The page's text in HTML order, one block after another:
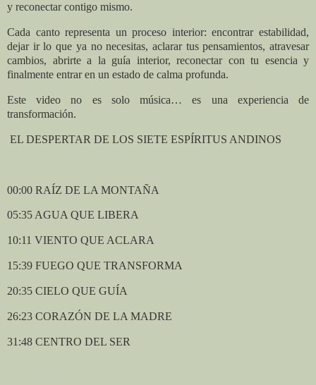
y reconectar contigo mismo.
Cada canto representa un proceso interior: encontrar estabilidad,
dejar ir lo que ya no necesitas, aclarar tus pensamientos, atravesar
cambios, abrirte a la guía interior, reconectar con tu esencia y
finalmente entrar en un estado de calma profunda.
Este video no es solo música… es una experiencia de
transformación.
EL DESPERTAR DE LOS SIETE ESPÍRITUS ANDINOS
00:00 RAÍZ DE LA MONTAÑA
05:35 AGUA QUE LIBERA
10:11 VIENTO QUE ACLARA
15:39 FUEGO QUE TRANSFORMA
20:35 CIELO QUE GUÍA
26:23 CORAZÓN DE LA MADRE
31:48 CENTRO DEL SER